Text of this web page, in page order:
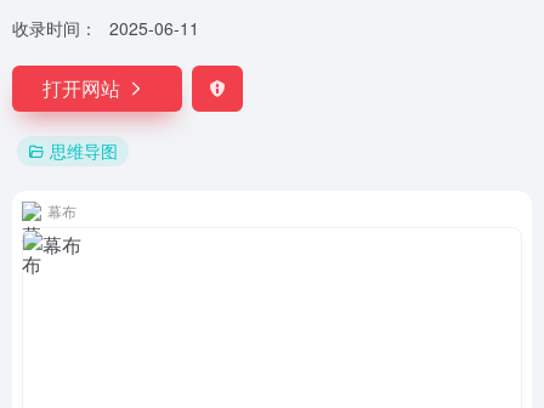
收录时间： 2025-06-11
打开网站
思维导图
幕布